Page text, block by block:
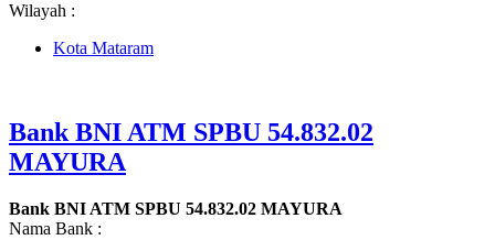
Wilayah :
Kota Mataram
Bank BNI ATM SPBU 54.832.02
MAYURA
Bank BNI ATM SPBU 54.832.02 MAYURA
Nama Bank :